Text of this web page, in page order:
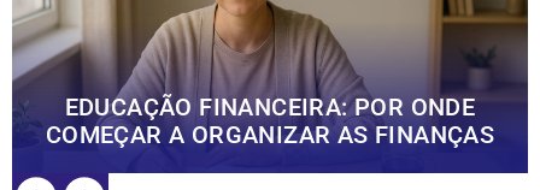
EDUCAÇÃO FINANCEIRA: POR ONDE
COMEÇAR A ORGANIZAR AS FINANÇAS